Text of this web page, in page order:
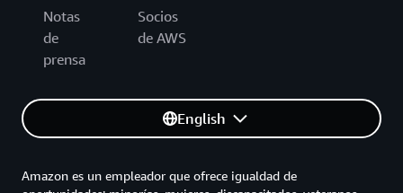
Notas
de
prensa
Socios
de AWS
English
Amazon es un empleador que ofrece igualdad de